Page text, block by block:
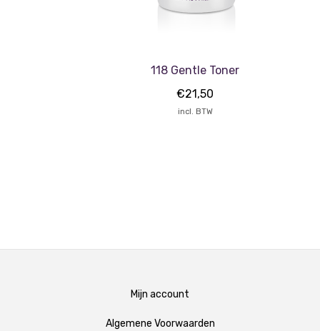
118 Gentle Toner
€21,50
incl. BTW
Mijn account
Algemene Voorwaarden